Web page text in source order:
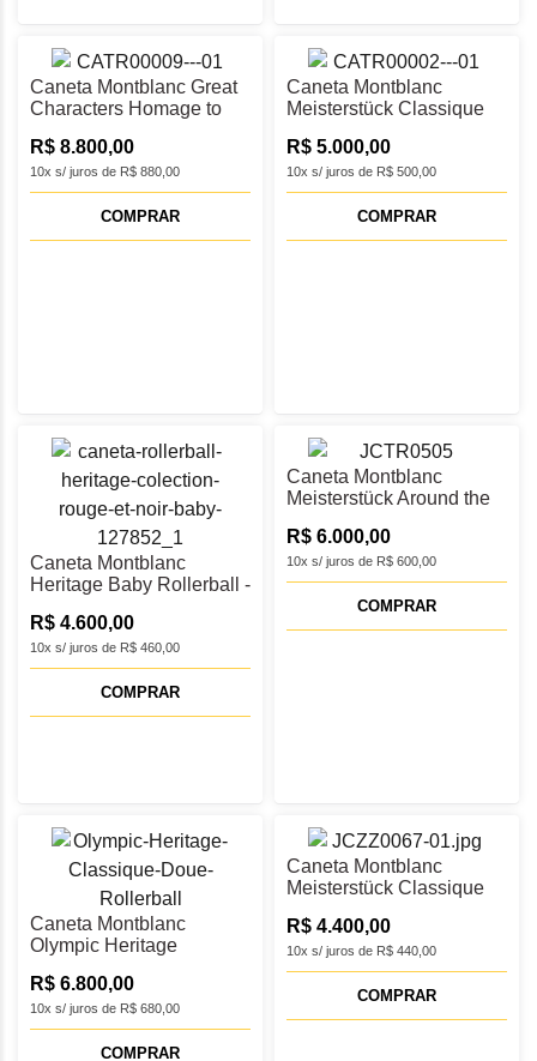
Caneta Montblanc Great
Characters Homage to
MB131979
10x s/ juros de R$ 880,00
R$ 8.800,00
COMPRAR
Caneta Montblanc
Meisterstück Classique
10x s/ juros de R$ 500,00
R$ 5.000,00
COMPRAR
Caneta Montblanc
Heritage Baby Rollerball -
10x s/ juros de R$ 460,00
R$ 4.600,00
COMPRAR
Caneta Montblanc
Meisterstück Around the
Classique Rollerball -
MB132880
10x s/ juros de R$ 600,00
R$ 6.000,00
COMPRAR
Caneta Montblanc
Olympic Heritage
Rollerball - MB131368
10x s/ juros de R$ 680,00
R$ 6.800,00
COMPRAR
Caneta Montblanc
Meisterstück Classique
10x s/ juros de R$ 440,00
R$ 4.400,00
COMPRAR